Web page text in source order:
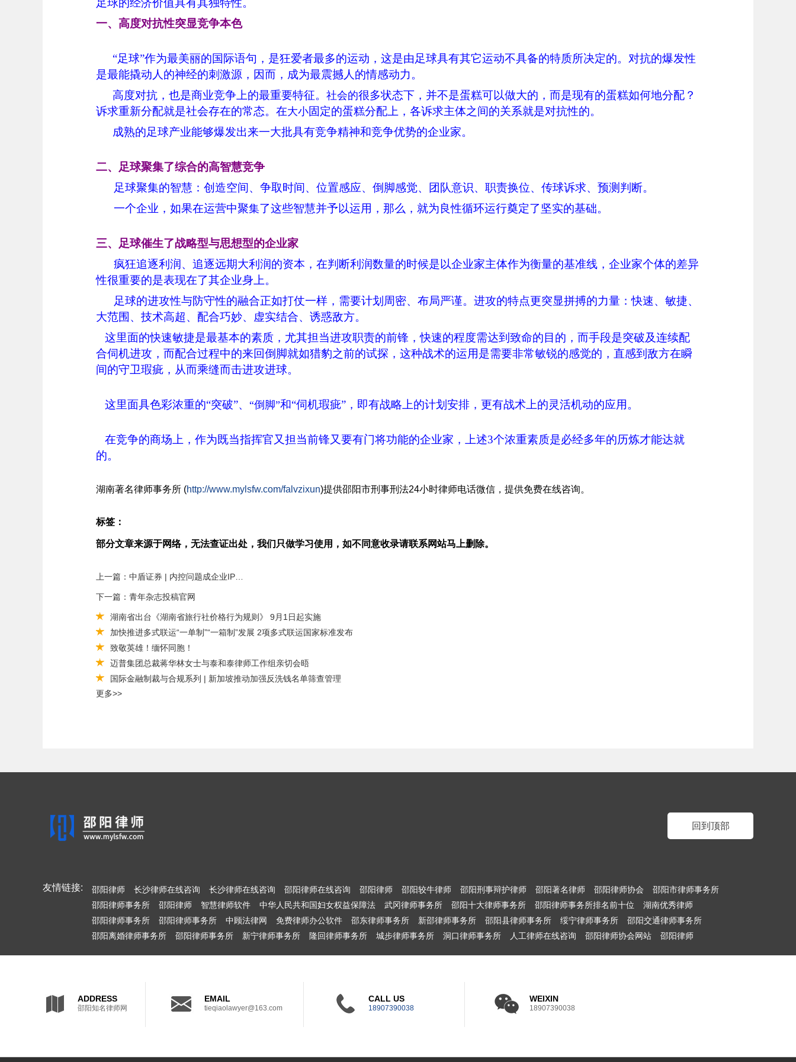
足球的经济价值具有其独特性。
一、高度对抗性突显竞争本色
“足球”作为最美丽的国际语句，是狂爱者最多的运动，这是由足球具有其它运动不具备的特质所决定的。对抗的爆发性
是最能撬动人的神经的刺激源，因而，成为最震撼人的情感动力。
高度对抗，也是商业竞争上的最重要特征。 社会的很多状态下，并不是蛋糕可以做大的，而是现有的蛋糕如何地分配？
诉求重新分配就是社会存在的常态。在大小固定的蛋糕分配上，各诉求主体之间的关系就是对抗性的。
成熟的足球产业能够爆发出来一大批具有竞争精神和竞争优势的企业家。
二、足球聚集了综合的高智慧竞争
足球聚集的智慧：创造空间、争取时间、位置感应、倒脚感觉、团队意识、职责换位、传球诉求、预测判断。
一个企业，如果在运营中聚集了这些智慧并予以运用，那么，就为良性循环运行奠定了坚实的基础。
三、足球催生了战略型与思想型的企业家
疯狂追逐利润、追逐远期大利润的资本，在判断利润数量的时候是以企业家主体作为衡量的基准线，企业家个体的差异
性很重要的是表现在了其企业身上。
足球的进攻性与防守性的融合正如打仗一样，需要计划周密、布局严谨。进攻的特点更突显拼搏的力量：快速、敏捷、
大范围、技术高超、配合巧妙、虚实结合、诱惑敌方。
这里面的快速敏捷是最基本的素质，尤其担当进攻职责的前锋，快速的程度需达到致命的目的，而手段是突破及连续配
合伺机进攻，而配合过程中的来回倒脚就如猎豹之前的试探，这种战术的运用是需要非常敏锐的感觉的，直感到敌方在瞬
间的守卫瑕疵，从而乘缝而击进攻进球。
这里面具色彩浓重的“突破”、 “倒脚”和“伺机瑕疵”，即有战略上的计划安排，更有战术上的灵活机动的应用。
在竞争的商场上，作为既当指挥官又担当前锋又要有门将功能的企业家，上述3个浓重素质是必经多年的历炼才能达就
的。
湖南著名律师事务所 (http://www.mylsfw.com/falvzixun)提供邵阳市刑事刑法24小时律师电话微信，提供免费在线咨询。
标签：
部分文章来源于网络，无法查证出处，我们只做学习使用，如不同意收录请联系网站马上删除。
下一篇：青年杂志投稿官网
湖南省出台《湖南省旅行社价格行为规则》 9月1日起实施
加快推进多式联运“一单制”“一箱制”发展 2项多式联运国家标准发布
致敬英雄！缅怀同胞！
迈普集团总裁蒋华林女士与泰和泰律师工作组亲切会晤
​国际金融制裁与合规系列 | 新加坡推动加强反洗钱名单筛查管理
更多>>
回到顶部
友情链接: 邵阳律师 长沙律师在线咨询 长沙律师在线咨询 邵阳律师在线咨询 邵阳律师 邵阳较牛律师 邵阳刑事辩护律师 邵阳著名律师 邵阳律师协会
邵阳市律师事务所
邵阳律师事务所
邵阳律师 智慧律师软件 中华人民共和国妇女权益保障法 武冈律师事务所 邵阳十大律师事务所 邵阳律师事务所排名前十位
湖南优秀律师
邵阳律师事务所
邵阳律师事务所 中顾法律网 免费律师办公软件 邵东律师事务所 新邵律师事务所 邵阳县律师事务所 绥宁律师事务所
邵阳交通律师事务所
邵阳离婚律师事务所
邵阳律师事务所 新宁律师事务所 隆回律师事务所 城步律师事务所 洞口律师事务所 人工律师在线咨询 邵阳律师协会网站 邵阳律师
ADDRESS
邵阳知名律师网
EMAIL
tieqiaolawyer@163.com
CALL US
18907390038
WEIXIN
18907390038